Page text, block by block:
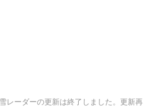
レーダーの更新は終了しました。更新再